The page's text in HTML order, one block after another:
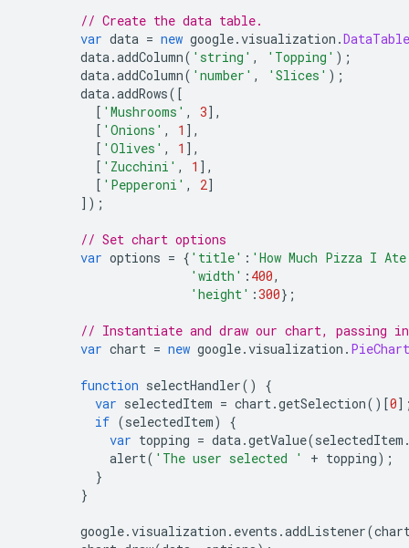
// Create the data table.
var data = new google.visualization .DataTable
data.addColumn( 'string' , 'Topping' );
data.addColumn( 'number' , 'Slices' );
data.addRows([
[ 'Mushrooms' , 3],
[ 'Onions' , 1 ],
[ 'Olives' , 1 ],
[ 'Zucchini' , 1 ],
[ 'Pepperoni' , 2]
]);
// Set chart options
var options = { 'title' : 'How Much Pizza I
'width' : 400,
'height' :300};
// Instantiate and draw our chart, passing in
var chart = new google.visualization . PieChart
function selectHandler()
{
var selectedItem = chart.getSelection()[0
if (selectedItem)
{
var topping = data.getValue(selectedItem
alert( 'The user selected ' + topping);
}
}
google.visualization . events .addListener(